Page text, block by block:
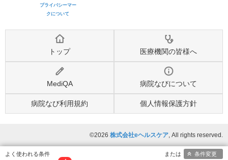
プライバシーマー
クについて
トップ 医療機関の皆様へ
MediQA 病院なびについて
病院なび利用規約 個人情報保護方針
©2026 株式会社eヘルスケア, All rights reserved.
条件変更